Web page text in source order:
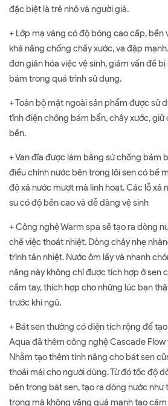
đặc biệt là trẻ nhỏ và người già.
+ Lớp mạ vàng có độ bóng cao cấp, bền
khả năng chống chầy xước, va đập
đơn giản hóa việc vệ sinh, giảm vấn đề
bám trong quá trình sử dụng.
+ Toàn bộ mặt ngoài sản phẩm được sử
tĩnh điện chống bám bẩn, chầy xước,
bền.
+ Van đĩa được làm bằng sứ chống bám
điều chỉnh nước bên trong lõi sen có bề
độ xả nước mượt mà linh hoạt. Các lỗ xả
su có độ bền cao và dễ dàng vệ sinh
+ Công nghệ Warm spa sẽ tạo ra dòng
chế việc thoát nhiệt. Dòng chảy nhẹ
trình tản nhiệt. Nước ôm lấy và nhanh
năng này không chỉ được tích hợp ở sen
cầm tay, thích hợp cho những lúc bạn
trước khi ngủ.
+ Bát sen thường có diện tích rộng để
Aqua đã thêm công nghệ Cascade Flow
Nhằm tạo thêm tính năng cho bát sen
thoải mái cho người dùng. Từ đó tốc độ
bên trong bát sen, tạo ra dòng nước như
trọng mà không văng quá mạnh tạo